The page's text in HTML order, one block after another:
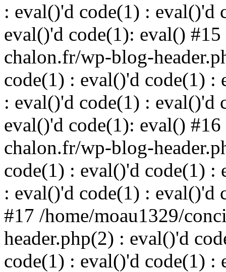
: eval()'d code(1) : eval()'d
eval()'d code(1): eval()
chalon.fr/wp-blog-
code(1) : eval()'d code(1) :
: eval()'d code(1) : eval()'d
eval()'d code(1): eval()
chalon.fr/wp-blog-
code(1) : eval()'d code(1) :
: eval()'d code(1) : eval()'d
#17 /home/moau1329/
header.php(2) : eval()'d
code(1) : eval()'d code(1) :